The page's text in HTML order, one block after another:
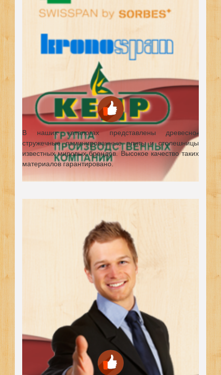
В наших каталогах представлены древесно-
стружечные ламинированные плиты и столешницы
известных мировых брендов. Высокое качество таких
материалов гарантировано.